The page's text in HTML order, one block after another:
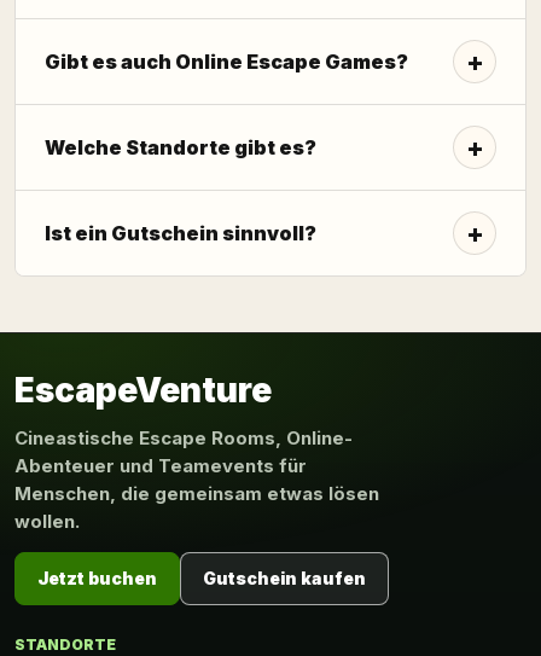
Gibt es auch Online Escape Games?
Welche Standorte gibt es?
Ist ein Gutschein sinnvoll?
EscapeVenture
Cineastische Escape Rooms, Online-
Abenteuer und Teamevents für
Menschen, die gemeinsam etwas lösen
wollen.
Jetzt buchen Gutschein kaufen
STANDORTE